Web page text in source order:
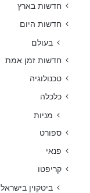
חדשות בארץ
חדשות היום
בעולם
חדשות זמן אמת
טכנולוגיה
כלכלה
מניות
ספורט
פנאי
קריפטו
ביטקוין בישראל